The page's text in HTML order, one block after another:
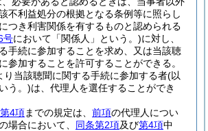
不利益処分の根拠となる条例等に照らし
つき利害関係を有するものと認められる
号において「関係人」という。)に対し、
手続に参加することを求め、又は当該聴
参加することを許可することができる。
り当該聴聞に関する手続に参加する者(以
う。)は、代理人を選任することができ
第4項までの規定は、 前項の代理人につい
場合において、 同条第2項及び第4項中